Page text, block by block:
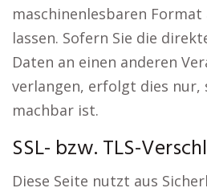
maschinenlesbaren Format
lassen. Sofern Sie die
Daten an einen anderen
verlangen, erfolgt dies nur,
machbar ist.
SSL- bzw. TLS-
Diese Seite nutzt aus